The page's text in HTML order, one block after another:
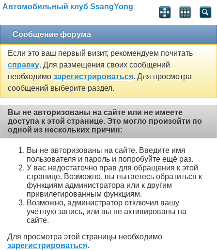
Автомобильный клуб SsangYong
Сообщение форума
Если это ваш первый визит, рекомендуем почитать
справку. Для размещения своих сообщений
необходимо зарегистрироваться. Для просмотра
сообщений выберите раздел.
Вы не авторизованы на сайте или не имеете
доступа к этой странице. Это могло произойти по
одной из нескольких причин:
Вы не авторизованы на сайте. Введите имя
пользователя и пароль и попробуйте ещё раз.
У вас недостаточно прав для обращения к этой
странице. Возможно, вы пытаетесь обратиться к
функциям администратора или к другим
привилегированным функциям.
Возможно, администратор отключил вашу
учётную запись, или вы не активированы на
сайте.
Для просмотра этой страницы необходимо
зарегистрироваться.